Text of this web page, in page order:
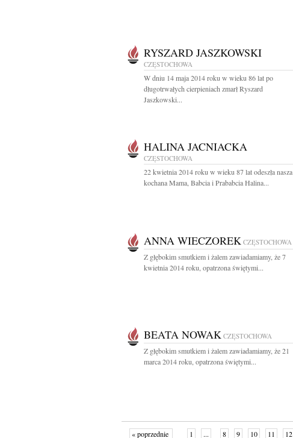
RYSZARD JASZKOWSKI
CZĘSTOCHOWA
W dniu 14 maja 2014 roku w wieku 86 lat po
długotrwałych cierpieniach zmarł Ryszard
Jaszkowski...
HALINA JACNIACKA
CZĘSTOCHOWA
22 kwietnia 2014 roku w wieku 87 lat odeszła nasza
kochana Mama, Babcia i Prababcia Halina...
ANNA WIECZOREK CZĘSTOCHOWA
Z głębokim smutkiem i żalem zawiadamiamy, że 7
kwietnia 2014 roku, opatrzona świętymi...
BEATA NOWAK CZĘSTOCHOWA
Z głębokim smutkiem i żalem zawiadamiamy, że 21
marca 2014 roku, opatrzona świętymi...
« poprzednie 1 ... 8 9 10 11 12